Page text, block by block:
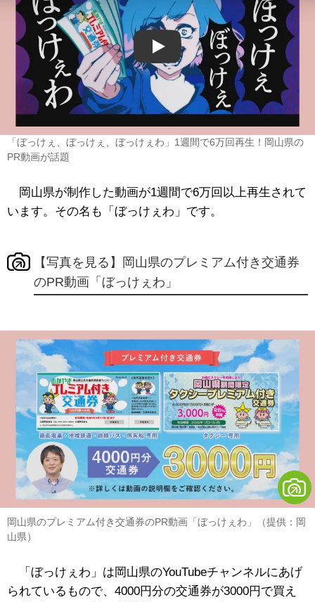
Play
「ぼっけぇ、ぼっけぇ、ぼっけぇわ」1週間で6万回再生！岡山県の
PR動画が話題
岡山県が制作した動画が1週間で6万回以上再生されて
います。その名も「ぼっけぇわ」です。
【写真を見る】岡山県のプレミアム付き交通券
のPR動画「ぼっけぇわ」
岡山県のプレミアム付き交通券のPR動画「ぼっけぇわ」（提供：岡
山県）
「ぼっけぇわ」は岡山県のYouTubeチャンネルにあげ
られているもので、4000円分の交通券が3000円で買え